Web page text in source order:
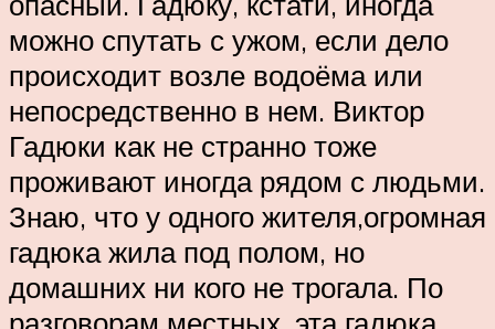
можно спутать с ужом, если дело
происходит возле водоёма или
непосредственно в нем. Виктор
Гадюки как не странно тоже
проживают иногда рядом с людьми.
Знаю, что у одного жителя,огромная
гадюка жила под полом, но
домашних ни кого не трогала. По